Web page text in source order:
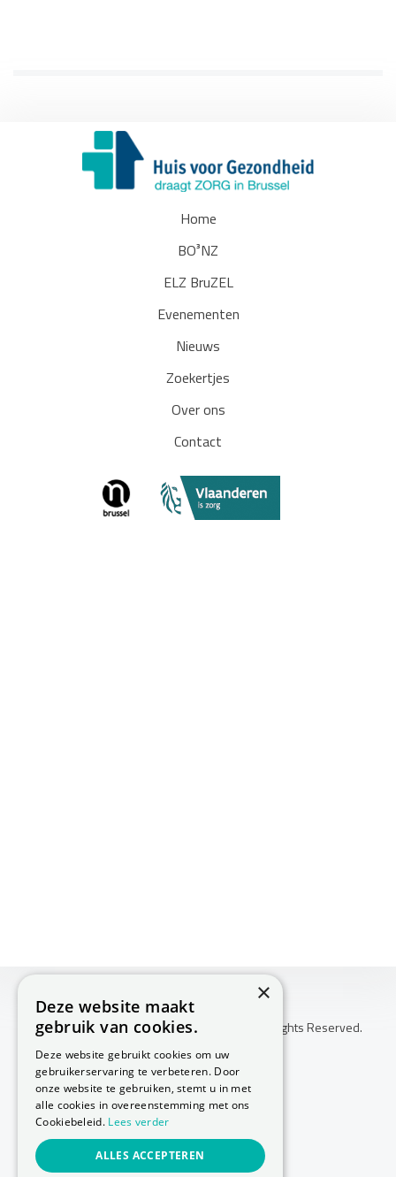
Home
BO³NZ
ELZ BruZEL
Evenementen
Nieuws
Zoekertjes
Over ons
Contact
Copyright © 2026 Huis Voor Gezondheid. All Rights Reserved.
Klachtenprocedure
Annuleringsvoorwaarden
-
-
Privacy Policy
×
Deze website maakt
gebruik van cookies.
Deze website gebruikt cookies om uw
gebruikerservaring te verbeteren. Door
onze website te gebruiken, stemt u in met
alle cookies in overeenstemming met ons
Cookiebeleid. Lees verder
ALLES ACCEPTEREN